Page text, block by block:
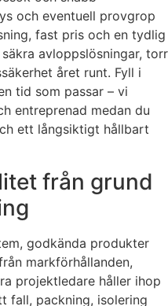
och eventuell provgrop
fast pris och en tydlig
avloppslösningar, torr
året runt. Fyll i
tid som passar – vi
entreprenad medan du
ett långsiktigt hållbart
från grund
godkända produkter
markförhållanden,
projektledare håller ihop
fall, packning, isolering